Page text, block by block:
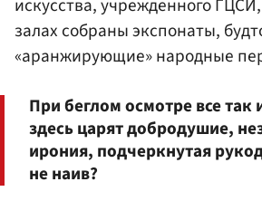
искусства, учрежденного
залах собраны экспонаты,
«аранжирующие» народные
При беглом осмотре все так
здесь царят добродушие,
ирония, подчеркнутая
не наив?